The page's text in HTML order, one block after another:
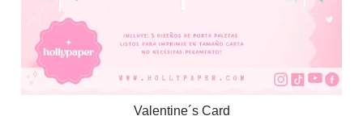
Valentine´s Card